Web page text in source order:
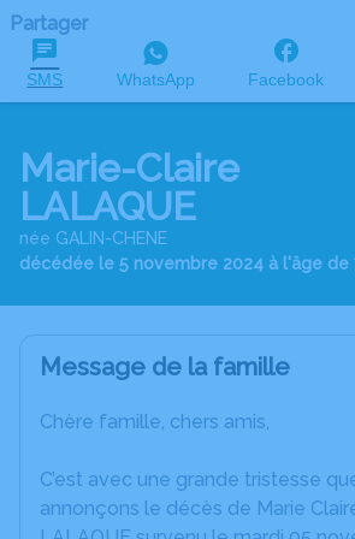
Partager
SMS WhatsApp Facebook
Marie-Claire
LALAQUE
née GALIN-CHENE
décédée le 5 novembre 2024 à l'âge de
Message de la famille
Chère famille, chers amis,
C’est avec une grande tristesse
annonçons le décès de Marie